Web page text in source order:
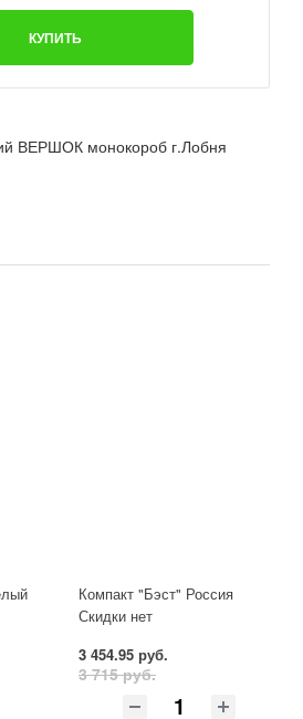
КУПИТЬ
ВЕРШОК монокороб г.Лобня
Компакт "Бэст" Россия
Скидки нет
3 454.95 руб.
3 715 руб.